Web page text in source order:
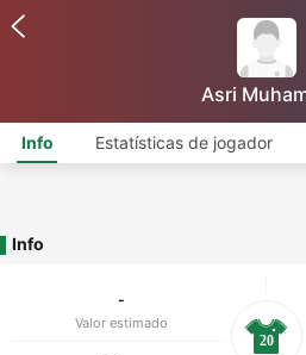
Asri
Info Estatísticas de jogador
Info
-
Valor estimado
20